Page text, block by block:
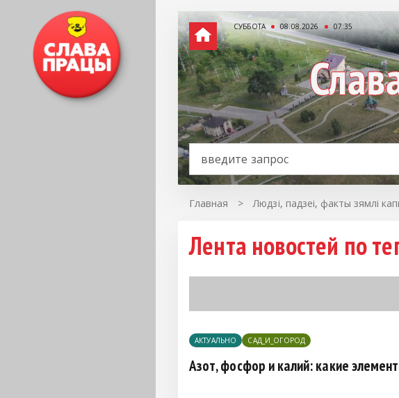
СУББОТА 08.08.2026 07:35
Главная > Людзі, падзеі, факты зямлі
Лента новостей по
АКТУАЛЬНО САД_И_ОГОРОД
Азот, фосфор и калий: какие